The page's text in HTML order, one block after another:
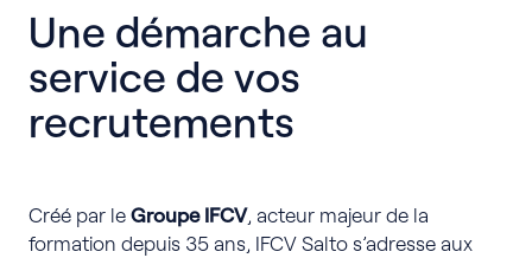
Une démarche au
service de vos
recrutements
Créé par le Groupe IFCV, acteur majeur de la
formation depuis 35 ans, IFCV Salto s’adresse aux